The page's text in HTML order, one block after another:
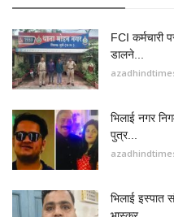
FCI कर्मचारी
डालने...
भिलाई नगर
पुत्र...
भिलाई इस्पात